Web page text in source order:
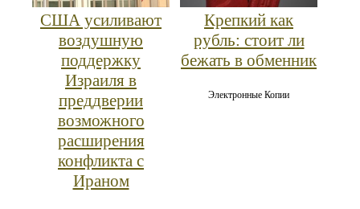
США усиливают
воздушную
поддержку
Израиля в
преддверии
возможного
расширения
конфликта с
Ираном
Крепкий как
рубль: стоит ли
бежать в обменник
Электронные Копии